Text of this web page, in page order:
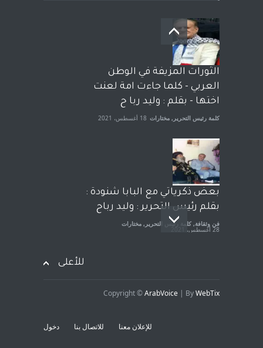
بعد معارك قضائية طاحنة كتب
وترافع فيها بنفسه مرة اخرى..
الشيخ طارق يوسف يقهر
الحكومة الأمريكية ، فأعطوه
الجنسية عن يد وهم صاغرون،
آراء حرة مختارات 7 أبريل، 2023
الثورات المزيفة في الوطن
العربي - كلما جاءت امة لعنت
اختها - بقلم : وليد ربا ح
كلمة رئيس التحرير , مختارات 18 أغسطس، 2021
بعض ذكرياتي مع البابا شنودة :
بقلم رئيس التحرير : وليد رباح
فن وثقافة, كلمة رئيس التحرير , مختارات
28 أغسطس، 2021
للأعلى
Copyright ©ArabVoice | ByWebTix
للإعلان معنا للاتصال بنا دخول